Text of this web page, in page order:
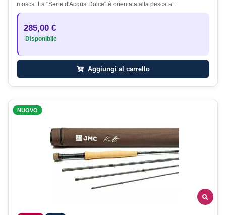
mosca. La "Serie d'Acqua Dolce" è orientata alla pesca a…
285,00 €
Disponibile
Aggiungi al carrello
NUOVO